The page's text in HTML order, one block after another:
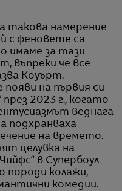
такова намерение
с феновете са
имаме за тази
въпреки че все
Коуърт.
на първия си
2023 г., когато
веднага
подхранваха
на времето.
целувка на
в Супербоул
породи колажи,
комедии.